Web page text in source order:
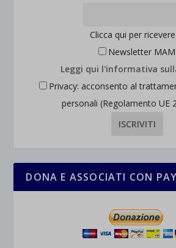
Clicca qui per
Newsletter
Leggi qui l'informativa
Privacy: acconsento al
personali (Regolamento UE
DONA E ASSOCIATI CON